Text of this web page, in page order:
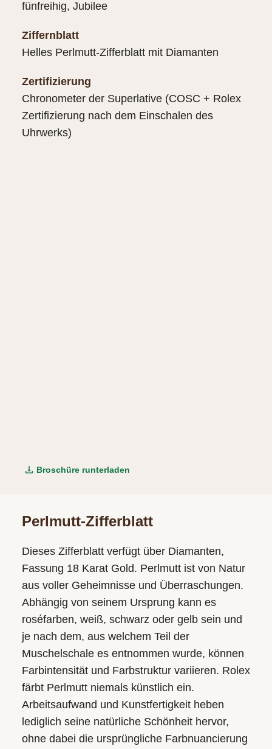
fünfreihig, Jubilee
Ziffernblatt
Helles Perlmutt-Zifferblatt mit Diamanten
Zertifizierung
Chronometer der Superlative (COSC + Rolex
Zertifizierung nach dem Einschalen des
Uhrwerks)
Broschüre runterladen
Perlmutt-Zifferblatt
Dieses Zifferblatt verfügt über Diamanten,
Fassung 18 Karat Gold. Perlmutt ist von Natur
aus voller Geheimnisse und Überraschungen.
Abhängig von seinem Ursprung kann es
roséfarben, weiß, schwarz oder gelb sein und
je nach dem, aus welchem Teil der
Muschelschale es entnommen wurde, können
Farbintensität und Farbstruktur variieren. Rolex
färbt Perlmutt niemals künstlich ein.
Arbeitsaufwand und Kunstfertigkeit heben
lediglich seine natürliche Schönheit hervor,
ohne dabei die ursprüngliche Farb­nuancierung